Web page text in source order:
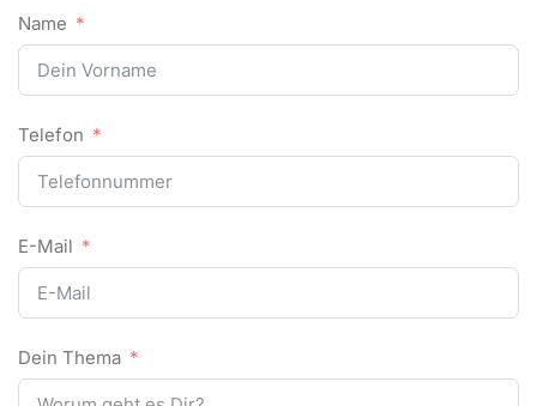
Name
Telefon
E-Mail
Dein Thema